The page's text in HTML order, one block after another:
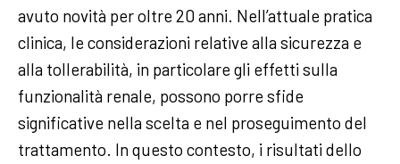
avuto novità per oltre 20 anni. Nell’attuale pratica
clinica, le considerazioni relative alla sicurezza e
alla tollerabilità, in particolare gli effetti sulla
funzionalità renale, possono porre sfide
significative nella scelta e nel proseguimento del
trattamento. In questo contesto, i risultati dello